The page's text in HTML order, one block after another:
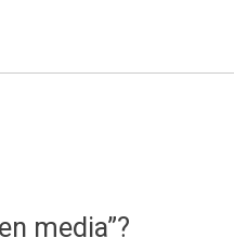
media”?